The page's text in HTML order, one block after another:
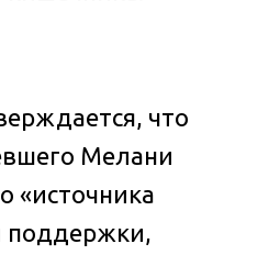
что
Мелани
«источника
поддержки,